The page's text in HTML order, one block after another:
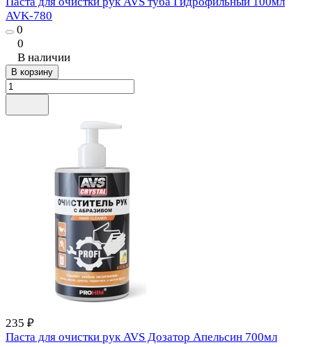
AVK-780
0
0
В наличии
В корзину
235 ₽
Паста для очистки рук AVS Дозатор Апельсин 700мл